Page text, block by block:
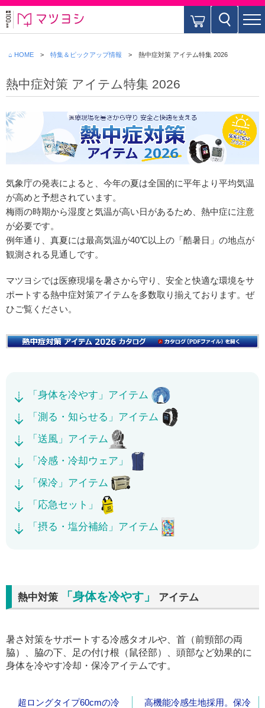
⌂ HOME 特集＆ピックアップ情報 熱中症対策 アイテム特集 2026
熱中症対策 アイテム特集 2026
気象庁の発表によると、今年の夏は全国的に平年より平均気温
が高めと予想されています。
梅雨の時期から湿度と気温が高い日があるため、熱中症に注意
が必要です。
例年通り、真夏には最高気温が40℃以上の「酷暑日」の地点が
観測される見通しです。
マツヨシでは医療現場を暑さから守り、安全と快適な環境をサ
ポートする熱中症対策アイテムを多数取り揃えております。ぜ
ひご覧ください。
「身体を冷やす」アイテム
「測る・知らせる」アイテム
「送風」アイテム
「冷感・冷却ウェア」
「保冷」アイテム
「応急セット」
「摂る・塩分補給」アイテム
熱中対策 「身体を冷やす」 アイテム
暑さ対策をサポートする冷感タオルや、首（前頸部の両
脇）、脇の下、足の付け根（鼠径部）、頭部など効果的に
身体を冷やす冷却・保冷アイテムです。
超ロングタイプ60cmの冷
高機能冷感生地採用。保冷